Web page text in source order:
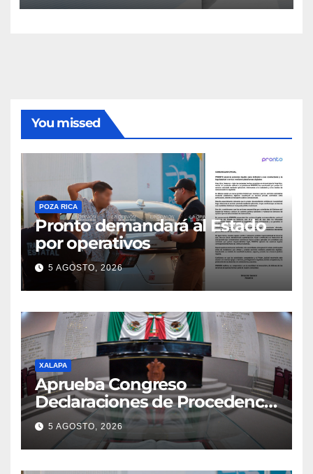
You missed
POZA RICA
Pronto demandará al Estado
por operativos
5 AGOSTO, 2026
XALAPA
Aprueba Congreso
Declaraciones de Procedencia
en contra de dos munícipes
5 AGOSTO, 2026